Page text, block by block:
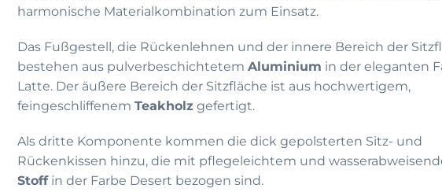
harmonische Materialkombination zum Einsatz.
Das Fußgestell, die Rückenlehnen und der innere Bereich der
bestehen aus pulverbeschichtetem Aluminium in der eleganten
Latte. Der äußere Bereich der Sitzfläche ist aus hochwertigem,
feingeschliffenem Teakholz gefertigt.
Als dritte Komponente kommen die dick gepolsterten Sitz- und
Rückenkissen hinzu, die mit pflegeleichtem und
Stoffin der Farbe Desert bezogen sind.